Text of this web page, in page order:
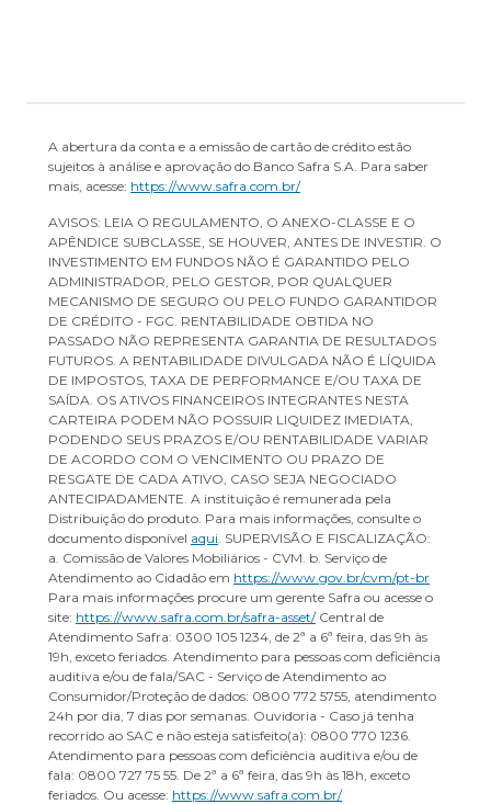
A abertura da conta e a emissão de cartão de crédito estão
sujeitos à análise e aprovação do Banco Safra S.A. Para saber
mais, acesse: https://www.safra.com.br/
AVISOS: LEIA O REGULAMENTO, O ANEXO-CLASSE E O
APÊNDICE SUBCLASSE, SE HOUVER, ANTES DE INVESTIR. O
INVESTIMENTO EM FUNDOS NÃO É GARANTIDO PELO
ADMINISTRADOR, PELO GESTOR, POR QUALQUER
MECANISMO DE SEGURO OU PELO FUNDO GARANTIDOR
DE CRÉDITO - FGC. RENTABILIDADE OBTIDA NO
PASSADO NÃO REPRESENTA GARANTIA DE RESULTADOS
FUTUROS. A RENTABILIDADE DIVULGADA NÃO É LÍQUIDA
DE IMPOSTOS, TAXA DE PERFORMANCE E/OU TAXA DE
SAÍDA. OS ATIVOS FINANCEIROS INTEGRANTES NESTA
CARTEIRA PODEM NÃO POSSUIR LIQUIDEZ IMEDIATA,
PODENDO SEUS PRAZOS E/OU RENTABILIDADE VARIAR
DE ACORDO COM O VENCIMENTO OU PRAZO DE
RESGATE DE CADA ATIVO, CASO SEJA NEGOCIADO
ANTECIPADAMENTE. A instituição é remunerada pela
Distribuição do produto. Para mais informações, consulte o
documento disponível aqui . SUPERVISÃO E FISCALIZAÇÃO:
a. Comissão de Valores Mobiliários - CVM. b. Serviço de
Atendimento ao Cidadão em https://www.gov.br/cvm/pt-br
Para mais informações procure um gerente Safra ou acesse o
site: https://www.safra.com.br/safra-asset/Central de
Atendimento Safra: 0300 105 1234, de 2ª a 6ª feira, das 9h às
19h, exceto feriados. Atendimento para pessoas com deficiência
auditiva e/ou de fala/SAC - Serviço de Atendimento ao
Consumidor/Proteção de dados: 0800 772 5755, atendimento
24h por dia, 7 dias por semanas. Ouvidoria - Caso já tenha
recorrido ao SAC e não esteja satisfeito(a): 0800 770 1236.
Atendimento para pessoas com deficiência auditiva e/ou de
fala: 0800 727 75 55. De 2ª a 6ª feira, das 9h às 18h, exceto
feriados. Ou acesse: https://www.safra.com.br/